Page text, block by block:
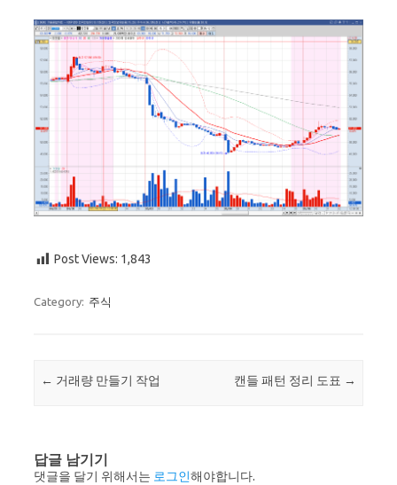
Post Views: 1,843
Category: 주식
Post navigation
← 거래량 만들기 작업 캔들 패턴 정리 도표 →
답글 남기기
댓글을 달기 위해서는 로그인해야합니다.